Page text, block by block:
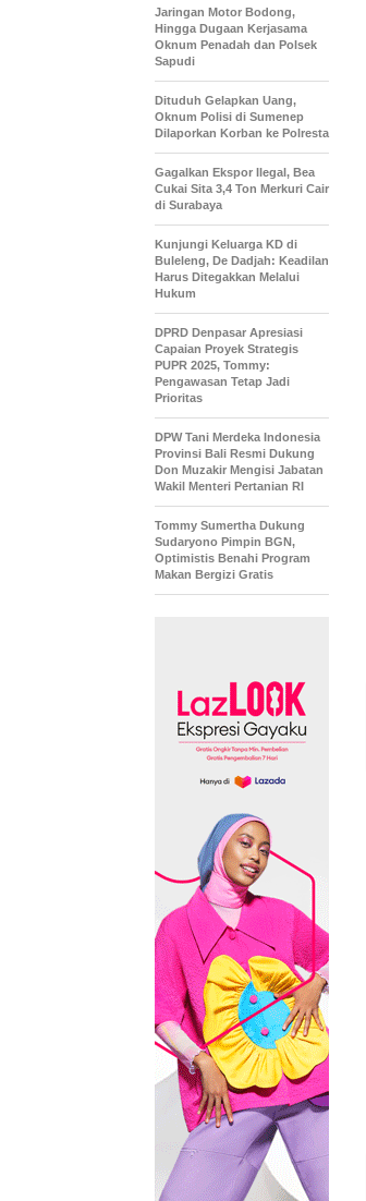
Jaringan Motor Bodong,
Hingga Dugaan Kerjasama
Oknum Penadah dan Polsek
Sapudi
Dituduh Gelapkan Uang,
Oknum Polisi di Sumenep
Dilaporkan Korban ke Polresta
Gagalkan Ekspor Ilegal, Bea
Cukai Sita 3,4 Ton Merkuri Cair
di Surabaya
Kunjungi Keluarga KD di
Buleleng, De Dadjah: Keadilan
Harus Ditegakkan Melalui
Hukum
DPRD Denpasar Apresiasi
Capaian Proyek Strategis
PUPR 2025, Tommy:
Pengawasan Tetap Jadi
Prioritas
DPW Tani Merdeka Indonesia
Provinsi Bali Resmi Dukung
Don Muzakir Mengisi Jabatan
Wakil Menteri Pertanian RI
Tommy Sumertha Dukung
Sudaryono Pimpin BGN,
Optimistis Benahi Program
Makan Bergizi Gratis